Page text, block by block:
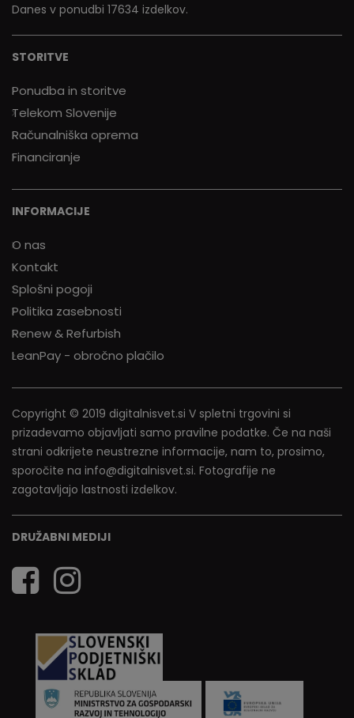
Danes v ponudbi 17634 izdelkov.
STORITVE
Ponudba in storitve
Telekom Slovenije
Računalniška oprema
Financiranje
INFORMACIJE
O nas
Kontakt
Splošni pogoji
Politika zasebnosti
Renew & Refurbish
LeanPay - obročno plačilo
Copyright © 2019 digitalnisvet.si V spletni trgovini si
prizadevamo objavljati samo pravilne podatke. Če na naši
strani odkrijete neustrezne informacije, nam to, prosimo,
sporočite na info@digitalnisvet.si. Fotografije ne
zagotavljajo lastnosti izdelkov.
DRUŽABNI MEDIJI